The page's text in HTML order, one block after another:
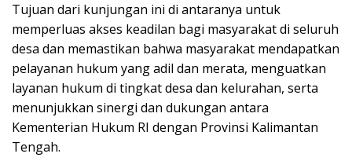
Tujuan dari kunjungan ini di antaranya untuk
memperluas akses keadilan bagi masyarakat di seluruh
desa dan memastikan bahwa masyarakat mendapatkan
pelayanan hukum yang adil dan merata, menguatkan
layanan hukum di tingkat desa dan kelurahan, serta
menunjukkan sinergi dan dukungan antara
Kementerian Hukum RI dengan Provinsi Kalimantan
Tengah.